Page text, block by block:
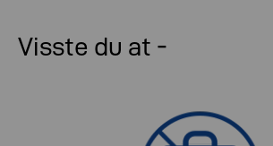
Visste du at -